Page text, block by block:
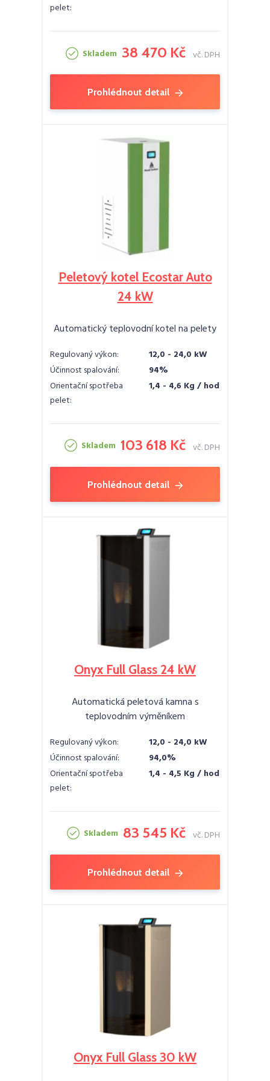
pelet:
Skladem 38 470 Kč vč. DPH
Prohlédnout detail
Peletový kotel Ecostar Auto
24 kW
Automatický teplovodní kotel na pelety
Regulovaný výkon:
12,0 - 24,0 kW
Účinnost spalování:
94%
Orientační spotřeba
pelet:
1,4 - 4,6 Kg / hod
Skladem 103 618 Kč vč. DPH
Prohlédnout detail
Onyx Full Glass 24 kW
Automatická peletová kamna s
teplovodním výměníkem
Regulovaný výkon:
12,0 - 24,0 kW
Účinnost spalování:
94,0%
Orientační spotřeba
pelet:
1,4 - 4,5 Kg / hod
Skladem 83 545 Kč vč. DPH
Prohlédnout detail
Onyx Full Glass 30 kW